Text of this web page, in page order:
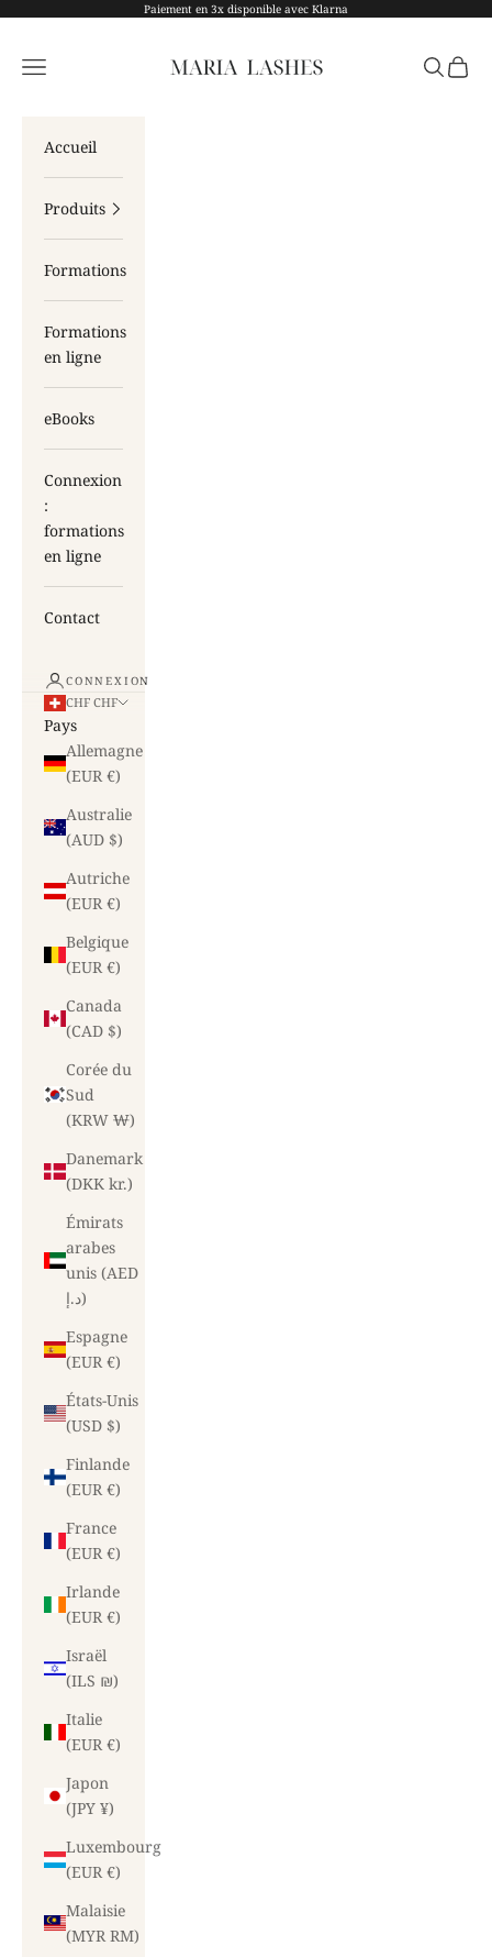
Paiement en 3x disponible avec Klarna
Menu
Panier
Accueil
Produits
Formations
Formations
en ligne
eBooks
Connexion
:
formations
en ligne
Contact
CONNEXION
CHF CHF
Pays
Allemagne
(EUR €)
Australie
(AUD $)
Autriche
(EUR €)
Belgique
(EUR €)
Canada
(CAD $)
Corée du
Sud
(KRW ₩)
Danemark
(DKK kr.)
Émirats
arabes
unis (AED
د.إ)
Espagne
(EUR €)
États-Unis
(USD $)
Finlande
(EUR €)
France
(EUR €)
Irlande
(EUR €)
Israël
(ILS ₪)
Italie
(EUR €)
Japon
(JPY ¥)
Luxembourg
(EUR €)
Malaisie
(MYR RM)